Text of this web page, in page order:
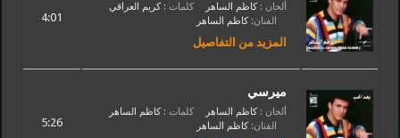
ألحان :كاظم الساهر كلمات :كريم العراقي
الفنان:كاظم الساهر
المزيد من التفاصيل
4:01
ميرسي
ألحان :كاظم الساهر كلمات :كاظم الساهر
الفنان:كاظم الساهر 5:26